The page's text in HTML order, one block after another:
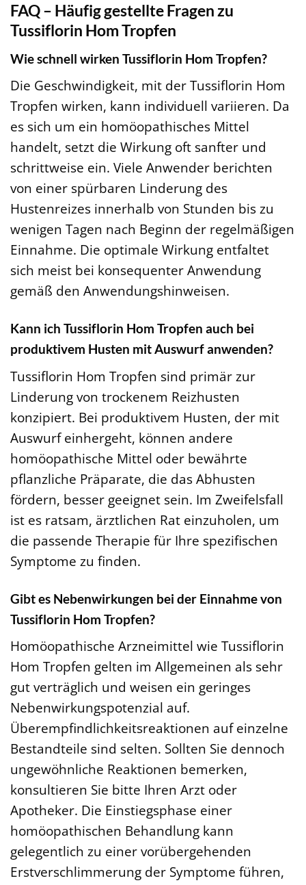
FAQ – Häufig gestellte Fragen zu
Tussiflorin Hom Tropfen
Wie schnell wirken Tussiflorin Hom Tropfen?
Die Geschwindigkeit, mit der Tussiflorin Hom
Tropfen wirken, kann individuell variieren. Da
es sich um ein homöopathisches Mittel
handelt, setzt die Wirkung oft sanfter und
schrittweise ein. Viele Anwender berichten
von einer spürbaren Linderung des
Hustenreizes innerhalb von Stunden bis zu
wenigen Tagen nach Beginn der regelmäßigen
Einnahme. Die optimale Wirkung entfaltet
sich meist bei konsequenter Anwendung
gemäß den Anwendungshinweisen.
Kann ich Tussiflorin Hom Tropfen auch bei
produktivem Husten mit Auswurf anwenden?
Tussiflorin Hom Tropfen sind primär zur
Linderung von trockenem Reizhusten
konzipiert. Bei produktivem Husten, der mit
Auswurf einhergeht, können andere
homöopathische Mittel oder bewährte
pflanzliche Präparate, die das Abhusten
fördern, besser geeignet sein. Im Zweifelsfall
ist es ratsam, ärztlichen Rat einzuholen, um
die passende Therapie für Ihre spezifischen
Symptome zu finden.
Gibt es Nebenwirkungen bei der Einnahme von
Tussiflorin Hom Tropfen?
Homöopathische Arzneimittel wie Tussiflorin
Hom Tropfen gelten im Allgemeinen als sehr
gut verträglich und weisen ein geringes
Nebenwirkungspotenzial auf.
Überempfindlichkeitsreaktionen auf einzelne
Bestandteile sind selten. Sollten Sie dennoch
ungewöhnliche Reaktionen bemerken,
konsultieren Sie bitte Ihren Arzt oder
Apotheker. Die Einstiegsphase einer
homöopathischen Behandlung kann
gelegentlich zu einer vorübergehenden
Erstverschlimmerung der Symptome führen,